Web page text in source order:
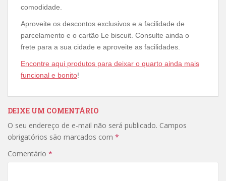
comodidade.
Aproveite os descontos exclusivos e a facilidade de
parcelamento e o cartão Le biscuit. Consulte ainda o
frete para a sua cidade e aproveite as facilidades.
Encontre aqui produtos para deixar o quarto ainda mais
funcional e bonito!
DEIXE UM COMENTÁRIO
O seu endereço de e-mail não será publicado. Campos
obrigatórios são marcados com *
Comentário *